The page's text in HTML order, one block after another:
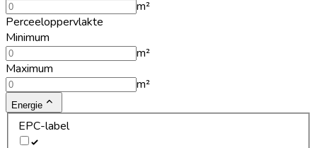
m²
Perceeloppervlakte
Minimum
m²
Maximum
m²
Energie
EPC-label